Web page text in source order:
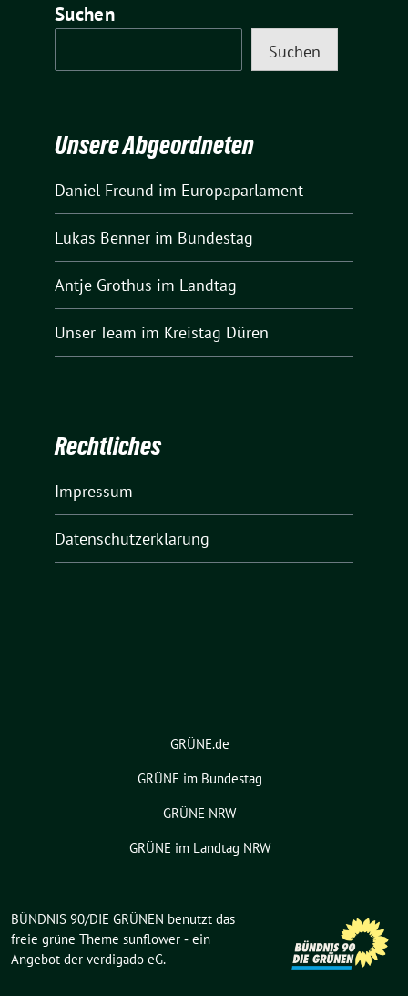
Suchen
Suchen
Unsere Abgeordneten
Daniel Freund im Europaparlament
Lukas Benner im Bundestag
Antje Grothus im Landtag
Unser Team im Kreistag Düren
Rechtliches
Impressum
Datenschutzerklärung
GRÜNE.de
GRÜNE im Bundestag
GRÜNE NRW
GRÜNE im Landtag NRW
BÜNDNIS 90/DIE GRÜNEN benutzt das
freie grüne Theme sunflower ‐ ein
Angebot der verdigado eG.